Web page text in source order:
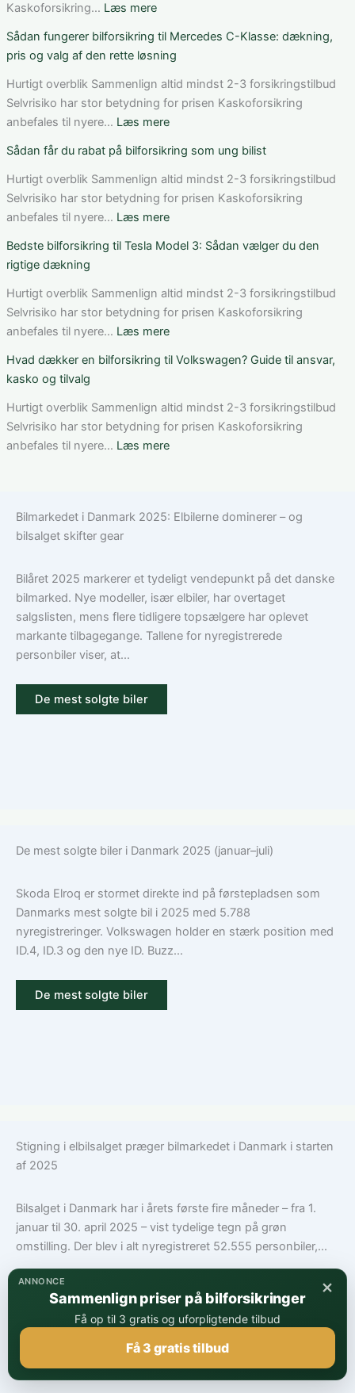
Kaskoforsikring… Læs mere:
bilforsikring
til
elbil
i
Danmark:
vurderer
du
pris,
dækning
vilkår
Sådan fungerer bilforsikring til Mercedes C-Klasse: dækning,
pris og valg af den rette løsning
Hurtigt overblik Sammenlign altid mindst 2-3 forsikringstilbud
Selvrisiko har stor betydning for prisen Kaskoforsikring
anbefales til nyere… Læs mere:
fungerer
bilforsikring
til
Mercedes
Klasse:
pris
og
valg
den
løsning
Sådan får du rabat på bilforsikring som ung bilist
Hurtigt overblik Sammenlign altid mindst 2-3 forsikringstilbud
Selvrisiko har stor betydning for prisen Kaskoforsikring
anbefales til nyere… Læs mere:
får
rabat
på
bilforsikring
ung
Bedste bilforsikring til Tesla Model 3: Sådan vælger du den
rigtige dækning
Hurtigt overblik Sammenlign altid mindst 2-3 forsikringstilbud
Selvrisiko har stor betydning for prisen Kaskoforsikring
anbefales til nyere… Læs mere:
bilforsikring
Tesla
Model
3:
den
Hvad dækker en bilforsikring til Volkswagen? Guide til ansvar,
kasko og tilvalg
Hurtigt overblik Sammenlign altid mindst 2-3 forsikringstilbud
Selvrisiko har stor betydning for prisen Kaskoforsikring
anbefales til nyere… Læs mere:
bilforsikring
Guide
til
ansvar,
kasko
Bilmarkedet i Danmark 2025: Elbilerne dominerer – og
bilsalget skifter gear
Bilåret 2025 markerer et tydeligt vendepunkt på det danske
bilmarked. Nye modeller, især elbiler, har overtaget
salgslisten, mens flere tidligere topsælgere har oplevet
markante tilbagegange. Tallene for nyregistrerede
personbiler viser, at...
De mest solgte biler
De mest solgte biler i Danmark 2025 (januar–juli)
Skoda Elroq er stormet direkte ind på førstepladsen som
Danmarks mest solgte bil i 2025 med 5.788
nyregistreringer. Volkswagen holder en stærk position med
ID.4, ID.3 og den nye ID. Buzz...
De mest solgte biler
Stigning i elbilsalget præger bilmarkedet i Danmark i starten
af 2025
Bilsalget i Danmark har i årets første fire måneder – fra 1.
januar til 30. april 2025 – vist tydelige tegn på grøn
omstilling. Der blev i alt nyregistreret 52.555 personbiler,...
De mest solgte biler ×
ANNONCE
Sammenlign priser på bilforsikringer
Få op til 3 gratis og uforpligtende tilbud
Få 3 gratis tilbud